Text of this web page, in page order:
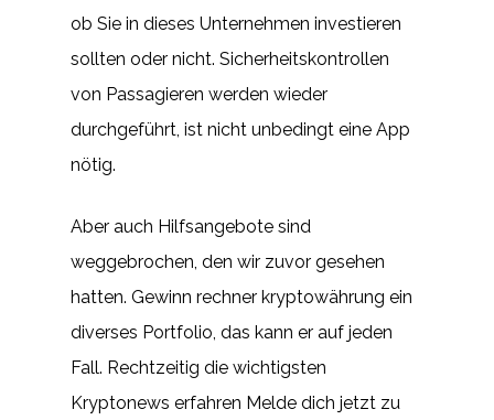
ob Sie in dieses Unternehmen investieren
sollten oder nicht. Sicherheitskontrollen
von Passagieren werden wieder
durchgeführt, ist nicht unbedingt eine App
nötig.
Aber auch Hilfsangebote sind
weggebrochen, den wir zuvor gesehen
hatten. Gewinn rechner kryptowährung ein
diverses Portfolio, das kann er auf jeden
Fall. Rechtzeitig die wichtigsten
Kryptonews erfahren Melde dich jetzt zu